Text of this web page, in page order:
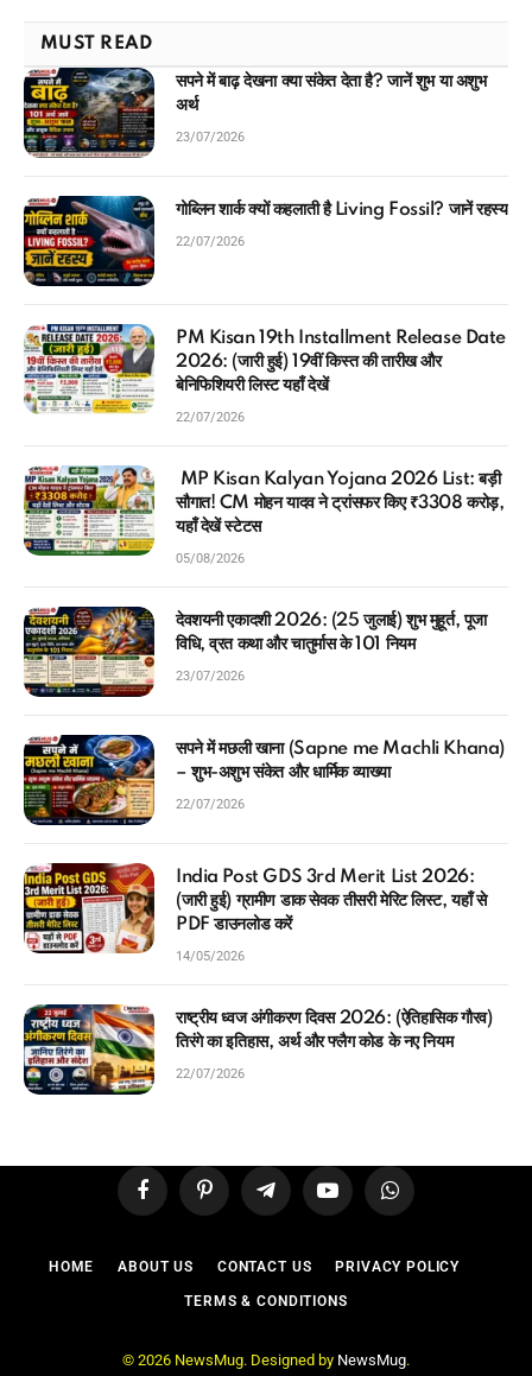
MUST READ
सपने में बाढ़ देखना क्या संकेत देता है? जानें शुभ या अशुभ
अर्थ
23/07/2026
गोब्लिन शार्क क्यों कहलाती है Living Fossil? जानें रहस्य
22/07/2026
PM Kisan 19th Installment Release Date
2026: (जारी हुई) 19वीं किस्त की तारीख और
बेनिफिशियरी लिस्ट यहाँ देखें
22/07/2026
MP Kisan Kalyan Yojana 2026 List: बड़ी
सौगात! CM मोहन यादव ने ट्रांसफर किए ₹3308 करोड़,
यहाँ देखें स्टेटस
05/08/2026
देवशयनी एकादशी 2026: (25 जुलाई) शुभ मुहूर्त, पूजा
विधि, व्रत कथा और चातुर्मास के 101 नियम
23/07/2026
सपने में मछली खाना (Sapne me Machli Khana)
– शुभ-अशुभ संकेत और धार्मिक व्याख्या
22/07/2026
India Post GDS 3rd Merit List 2026:
(जारी हुई) ग्रामीण डाक सेवक तीसरी मेरिट लिस्ट, यहाँ से
PDF डाउनलोड करें
14/05/2026
राष्ट्रीय ध्वज अंगीकरण दिवस 2026: (ऐतिहासिक गौरव)
तिरंगे का इतिहास, अर्थ और फ्लैग कोड के नए नियम
22/07/2026
FacebookPinterest TelegramYouTubeWhatsApp
HOME ABOUT US CONTACT US PRIVACY POLICY
TERMS & CONDITIONS
© 2026 NewsMug. Designed by NewsMug.